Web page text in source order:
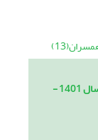
دوره 31، فروردین تا تیرماه344-345-346-347سال 1401 -